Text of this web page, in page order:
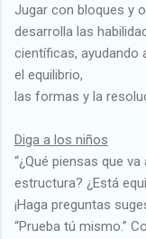
Jugar con bloques y
desarrolla las
científicas, ayudando
el equilibrio,
las formas y la
Diga a los niños
“¿Qué piensas que
estructura? ¿Está
¡Haga preguntas
“Prueba tú mismo.”